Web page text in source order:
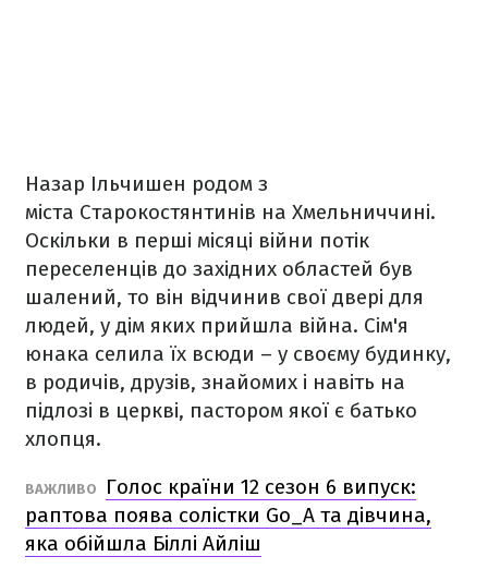
Назар Ільчишен родом з
міста Старокостянтинів на Хмельниччині.
Оскільки в перші місяці війни потік
переселенців до західних областей був
шалений, то він відчинив свої двері для
людей, у дім яких прийшла війна. Сім'я
юнака селила їх всюди – у своєму будинку,
в родичів, друзів, знайомих і навіть на
підлозі в церкві, пастором якої є батько
хлопця.
ВАЖЛИВО
Голос країни 12 сезон 6 випуск:
раптова поява солістки Go_A та дівчина,
яка обійшла Біллі Айліш